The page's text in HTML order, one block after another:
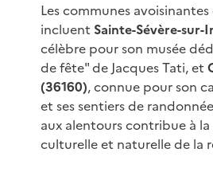
Les communes
incluent Sainte-Sévère-sur-
célèbre pour son musée
de fête" de Jacques Tati, et
(36160), connue pour son
et ses sentiers de
aux alentours contribue à la
culturelle et naturelle de la